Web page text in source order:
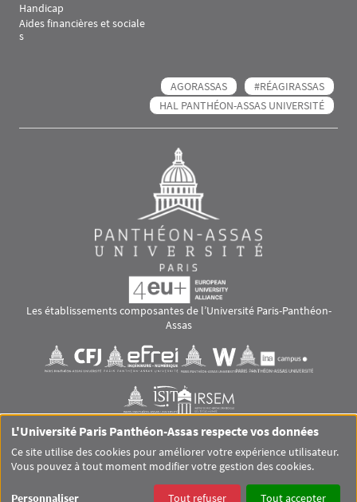
Handicap
Aides financières et sociale
s
AGORASSAS
#RÉAGIRASSAS
HAL PANTHÉON-ASSAS UNIVERSITÉ
Les établissements composantes de l’Université Paris-Panthéon-
Assas
Visuel svgVisuel svg Visuel svgVisuel svg
Visuel svgVisuel svg
RS footer
GLOSSAIRE
MENTIONS LÉGALES
L'Université Paris Panthéon-Assas respecte vos données
Ce site utilise des cookies pour améliorer votre expérience utilisateur.
Vous pouvez à tout moment modifier votre gestion des cookies.
Personnaliser Tout refuser Tout accepter